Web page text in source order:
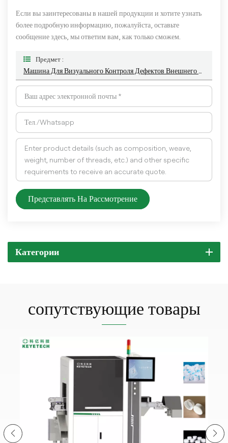
Если вы заинтересованы в нашей продукции и хотите узнать
более подробную информацию, пожалуйста, оставьте
сообщение здесь, мы ответим вам, как только сможем.
Предмет :
Представлять На Рассмотрение
Категории
сопутствующие товары